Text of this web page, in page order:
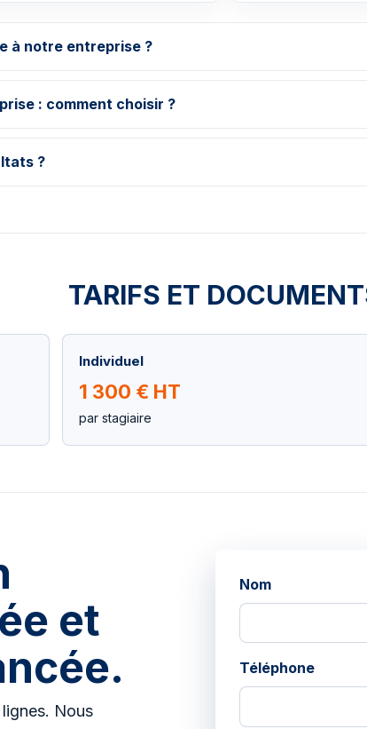
à notre entreprise ?
: comment choisir ?
?
TARIFS ET
Individuel
1 300 € HT
par stagiaire
et
Nous
Nom
Téléphone